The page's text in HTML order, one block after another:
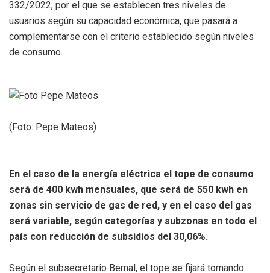
332/2022, por el que se establecen tres niveles de
usuarios según su capacidad económica, que pasará a
complementarse con el criterio establecido según niveles
de consumo.
(Foto: Pepe Mateos)
En el caso de la energía eléctrica el tope de consumo
será de 400 kwh mensuales, que será de 550 kwh en
zonas sin servicio de gas de red, y en el caso del gas
será variable, según categorías y subzonas en todo el
país con reducción de subsidios del 30,06%.
Según el subsecretario Bernal, el tope se fijará tomando